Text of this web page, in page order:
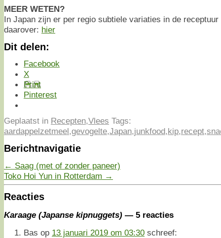
MEER WETEN?
In Japan zijn er per regio subtiele variaties in de
daarover: hier
Dit delen:
Facebook
X
Print
Pinterest
Geplaatst in Recepten,Vlees Tags:
aardappelzetmeel,gevogelte,Japan,junkfood,kip,recept,
Berichtnavigatie
← Saag (met of zonder paneer)
Toko Hoi Yun in Rotterdam →
Reacties
Karaage (Japanse kipnuggets) — 5 reacties
Bas op 13 januari 2019 om 03:30 schreef: